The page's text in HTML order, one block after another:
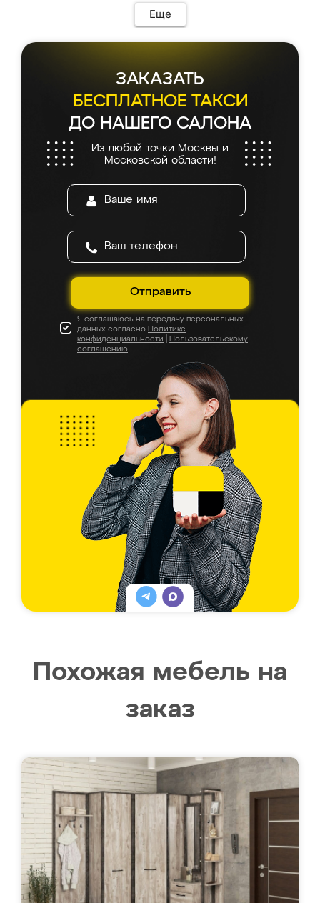
Еще
ЗАКАЗАТЬ
БЕСПЛАТНОЕ ТАКСИ
ДО НАШЕГО САЛОНА
Из любой точки Москвы и
Московской области!
Отправить
Я соглашаюсь на передачу персональных
данных согласно Политике
конфиденциальности
Пользовательскому
соглашению
Похожая мебель на
заказ